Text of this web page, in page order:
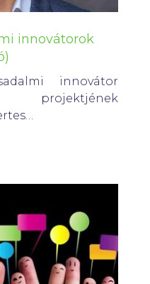
innovátorok
innovátor